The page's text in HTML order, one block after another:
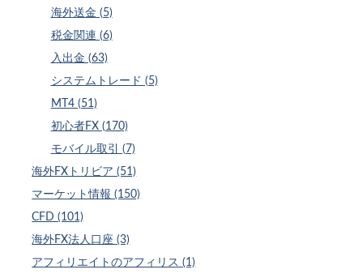
海外送金 (5)
税金関連 (6)
入出金 (63)
システムトレード (5)
MT4 (51)
初心者FX (170)
モバイル取引 (7)
海外FXトリビア (51)
マーケット情報 (150)
CFD (101)
海外FX法人口座 (3)
アフィリエイトのアフィリス (1)